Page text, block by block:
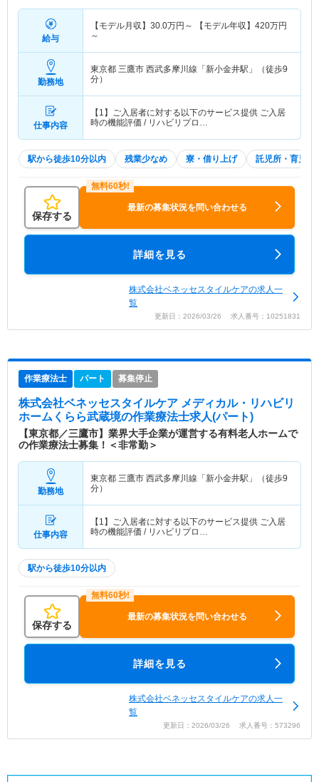
給与
【モデル月収】 30.0万円～ 【モデル年収】 420万円
～
勤務地
東京都 三鷹市 西武多摩川線「新小金井駅」（徒歩9
分）
仕事内容
【1】ご入居者に対する以下のサービス提供 ご入居
時の機能評価 / リハビリプロ…
駅から徒歩10分以内 残業少なめ 寮・借り上げ 託児所・育児補
保存する
最新の募集状況を問い合わせる
詳細を見る
株式会社ベネッセスタイルケアの求人一
覧
更新日：2026/03/26 求人番号：10251831
作業療法士 パート 募集停止
株式会社ベネッセスタイルケア メディカル・リハビリ
ホームくらら武蔵境の作業療法士求人(パート)
【東京都／三鷹市】業界大手企業が運営する有料老人ホームで
の作業療法士募集！＜非常勤＞
勤務地
東京都 三鷹市 西武多摩川線「新小金井駅」（徒歩9
分）
仕事内容
【1】ご入居者に対する以下のサービス提供 ご入居
時の機能評価 / リハビリプロ…
駅から徒歩10分以内
保存する
最新の募集状況を問い合わせる
詳細を見る
株式会社ベネッセスタイルケアの求人一
覧
更新日：2026/03/26 求人番号：573296